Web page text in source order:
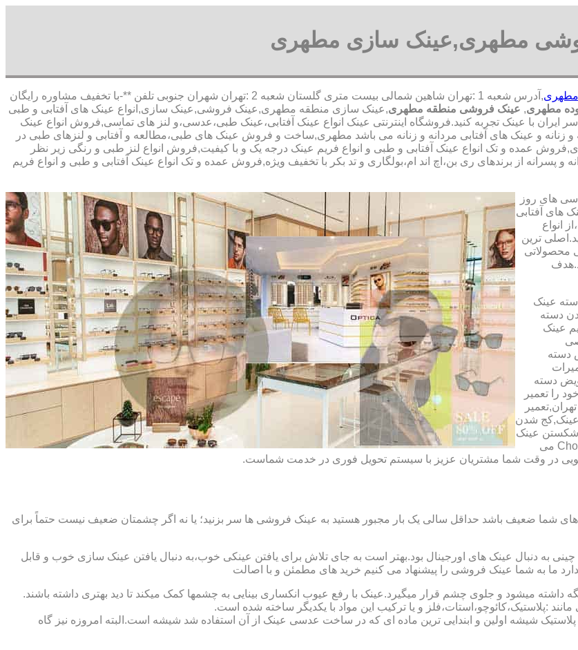
مطهری,عینک سازی مطهری
,آدرس شعبه 1 :تهران شاهین شمالی بیست متری گلستان شعبه 2 :تهران شهران جنوبی تلفن **-با تخفیف مشاوره رایگان
مطهری, عینک فروشی منطقه مطهری,عینک سازی منطقه مطهری,عینک فروشی,عینک سازی,انواع عینک های آفتابی و طبی
ایران با عینک تجربه کنید.فروشگاه اینترنتی عینک انواع عینک آفتابی،عینک طبی،عدسی،و لنز های تماسی,فروش انواع عینک
و زنانه و عینک های آفتابی مردانه و زنانه می باشد مطهری,ساخت و فروش عینک های طبی،مطالعه و آفتابی و لنزهای طبی در
عمده و تک انواع عینک آفتابی و طبی و انواع فریم عینک درجه یک و با کیفیت,فروش انواع لنز طبی و رنگی زیر نظر
و پسرانه از برندهای ری بن،اچ اند ام،بولگاری و تد بکر با تخفیف ویژه,فروش عمده و تک انواع عینک آفتابی و طبی و انواع فریم
های روز
های آفتابی
انواع
ترین
محصولاتی
عینک
دسته
عینک
دسته
دسته
را تعمیر
عینک,کج شدن
عینک
فلزی,تعمیر عینک بچه گانه,دسته Rey Ban,دسته AO,دسته Police,دسته Chopard می
در وقت شما مشتریان عزیز با سیستم تحویل فوری در خدمت شماست.
شما ضعیف باشد حداقل سالی یک بار مجبور هستید به عینک فروشی ها سر بزنید؛ یا نه اگر چشمتان ضعیف نیست حتماً برای
به دنبال عینک های اورجینال بود.بهتر است به جای تلاش برای یافتن عینکی خوب،به دنبال یافتن عینک سازی خوب و قابل
ما به شما عینک فروشی را پیشنهاد می کنیم خرید های مطمئن و با اصالت
میشود و جلوی چشم قرار میگیرد.عینک با رفع عیوب انکساری بینایی به چشمها کمک میکند تا دید بهتری داشته باشند.
:پلاستیک،کائوچو،استات،فلز و یا ترکیب این مواد با یکدیگر ساخته شده است.
یا لنز :جنس عدسی عینکها از دو دسته ی کلی ساخته شده :۱ : شیشه۲: پلاستیک شیشه اولین و ابندایی ترین ماده ای که در ساخت عدسی عینک از آن استفاده شد شیشه است.البته امروزه نیز گاه